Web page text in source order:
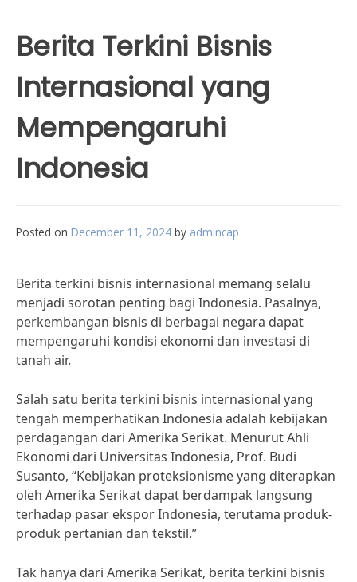
Berita Terkini Bisnis
Internasional yang
Mempengaruhi
Indonesia
Posted on December 11, 2024 by admincap
Berita terkini bisnis internasional memang selalu
menjadi sorotan penting bagi Indonesia. Pasalnya,
perkembangan bisnis di berbagai negara dapat
mempengaruhi kondisi ekonomi dan investasi di
tanah air.
Salah satu berita terkini bisnis internasional yang
tengah memperhatikan Indonesia adalah kebijakan
perdagangan dari Amerika Serikat. Menurut Ahli
Ekonomi dari Universitas Indonesia, Prof. Budi
Susanto, “Kebijakan proteksionisme yang diterapkan
oleh Amerika Serikat dapat berdampak langsung
terhadap pasar ekspor Indonesia, terutama produk-
produk pertanian dan tekstil.”
Tak hanya dari Amerika Serikat, berita terkini bisnis